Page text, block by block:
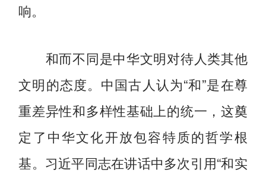
响。
和而不同是中华文明对待人类其他
文明的态度。中国古人认为“和”是在尊
重差异性和多样性基础上的统一，这奠
定了中华文化开放包容特质的哲学根
基。习近平同志在讲话中多次引用“和实